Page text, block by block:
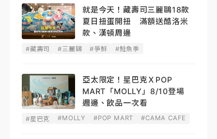
就是今天！藏壽司三麗鷗18款
夏日扭蛋開扭 滿額送酷洛米
款、漢頓周邊
#藏壽司 #三麗鷗 #爭鮮 #鮭魚季
亞太限定！星巴克ＸPOP
MART「MOLLY」8/10登場
週邊、飲品一次看
#星巴克 #MOLLY #POP MART #CAMA CAFE